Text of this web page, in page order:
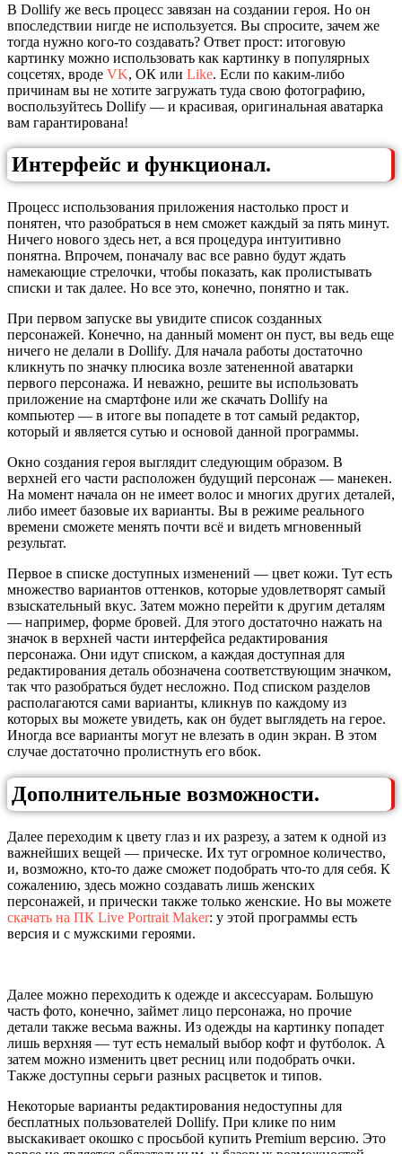
В Dollify же весь процесс завязан на создании героя. Но он
впоследствии нигде не используется. Вы спросите, зачем же
тогда нужно кого-то создавать? Ответ прост: итоговую
картинку можно использовать как картинку в популярных
соцсетях, вроде VK, ОК или Like. Если по каким-либо
причинам вы не хотите загружать туда свою фотографию,
воспользуйтесь Dollify — и красивая, оригинальная аватарка
вам гарантирована!
Интерфейс и функционал.
Процесс использования приложения настолько прост и
понятен, что разобраться в нем сможет каждый за пять минут.
Ничего нового здесь нет, а вся процедура интуитивно
понятна. Впрочем, поначалу вас все равно будут ждать
намекающие стрелочки, чтобы показать, как пролистывать
списки и так далее. Но все это, конечно, понятно и так.
При первом запуске вы увидите список созданных
персонажей. Конечно, на данный момент он пуст, вы ведь еще
ничего не делали в Dollify. Для начала работы достаточно
кликнуть по значку плюсика возле затененной аватарки
первого персонажа. И неважно, решите вы использовать
приложение на смартфоне или же скачать Dollify на
компьютер — в итоге вы попадете в тот самый редактор,
который и является сутью и основой данной программы.
Окно создания героя выглядит следующим образом. В
верхней его части расположен будущий персонаж — манекен.
На момент начала он не имеет волос и многих других деталей,
либо имеет базовые их варианты. Вы в режиме реального
времени сможете менять почти всё и видеть мгновенный
результат.
Первое в списке доступных изменений — цвет кожи. Тут есть
множество вариантов оттенков, которые удовлетворят самый
взыскательный вкус. Затем можно перейти к другим деталям
— например, форме бровей. Для этого достаточно нажать на
значок в верхней части интерфейса редактирования
персонажа. Они идут списком, а каждая доступная для
редактирования деталь обозначена соответствующим значком,
так что разобраться будет несложно. Под списком разделов
располагаются сами варианты, кликнув по каждому из
которых вы можете увидеть, как он будет выглядеть на герое.
Иногда все варианты могут не влезать в один экран. В этом
случае достаточно пролистнуть его вбок.
Дополнительные возможности.
Далее переходим к цвету глаз и их разрезу, а затем к одной из
важнейших вещей — прическе. Их тут огромное количество,
и, возможно, кто-то даже сможет подобрать что-то для себя. К
сожалению, здесь можно создавать лишь женских
персонажей, и прически также только женские. Но вы можете
скачать на ПК Live Portrait Maker: у этой программы есть
версия и с мужскими героями.
Далее можно переходить к одежде и аксессуарам. Большую
часть фото, конечно, займет лицо персонажа, но прочие
детали также весьма важны. Из одежды на картинку попадет
лишь верхняя — тут есть немалый выбор кофт и футболок. А
затем можно изменить цвет ресниц или подобрать очки.
Также доступны серьги разных расцветок и типов.
Некоторые варианты редактирования недоступны для
бесплатных пользователей Dollify. При клике по ним
выскакивает окошко с просьбой купить Premium версию. Это